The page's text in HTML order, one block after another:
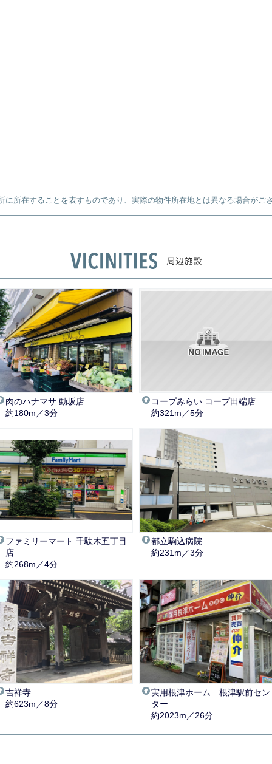
所在することを表すものであり、実際の物件所在地とは異なる場合がござ
肉のハナマサ 動坂店
約180m／3分
コープみらい コープ田端店
約321m／5分
ファミリーマート 千駄木五丁目
店
約268m／4分
都立駒込病院
約231m／3分
吉祥寺
約623m／8分
実用根津ホーム 根津駅前セン
ター
約2023m／26分